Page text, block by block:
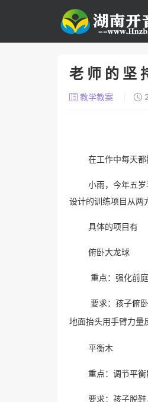
老 师 的 坚
教学教案
在工作中每天
小雨，今年五
设计的训练项目从两
具体的项目有
俯卧大龙球
重点：强化前
要求：孩子俯
地面抬头用手臂力量
平衡木
重点：调节平
要求：孩子脱